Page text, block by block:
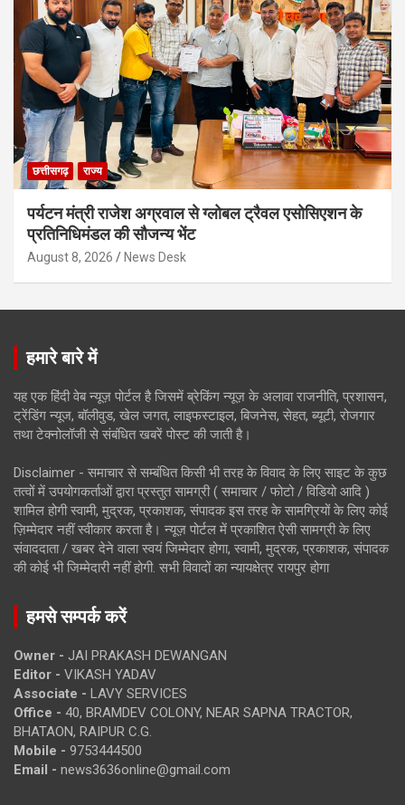
छत्तीसगढ़ राज्य
पर्यटन मंत्री राजेश अग्रवाल से ग्लोबल ट्रैवल एसोसिएशन के
प्रतिनिधिमंडल की सौजन्य भेंट
August 8, 2026 News Desk
हमारे बारे में
यह एक हिंदी वेब न्यूज़ पोर्टल है जिसमें ब्रेकिंग न्यूज़ के अलावा राजनीति, प्रशासन,
ट्रेंडिंग न्यूज, बॉलीवुड, खेल जगत, लाइफस्टाइल, बिजनेस, सेहत, ब्यूटी, रोजगार
तथा टेक्नोलॉजी से संबंधित खबरें पोस्ट की जाती है।
Disclaimer - समाचार से सम्बंधित किसी भी तरह के विवाद के लिए साइट के कुछ
तत्वों में उपयोगकर्ताओं द्वारा प्रस्तुत सामग्री ( समाचार / फोटो / विडियो आदि )
शामिल होगी स्वामी, मुद्रक, प्रकाशक, संपादक इस तरह के सामग्रियों के लिए कोई
ज़िम्मेदार नहीं स्वीकार करता है। न्यूज़ पोर्टल में प्रकाशित ऐसी सामग्री के लिए
संवाददाता / खबर देने वाला स्वयं जिम्मेदार होगा, स्वामी, मुद्रक, प्रकाशक, संपादक
की कोई भी जिम्मेदारी नहीं होगी. सभी विवादों का न्यायक्षेत्र रायपुर होगा
हमसे सम्पर्क करें
Owner - JAI PRAKASH DEWANGAN
Editor - VIKASH YADAV
Associate - LAVY SERVICES
Office - 40, BRAMDEV COLONY, NEAR SAPNA TRACTOR,
BHATAON, RAIPUR C.G.
Mobile - 9753444500
Email - news3636online@gmail.com